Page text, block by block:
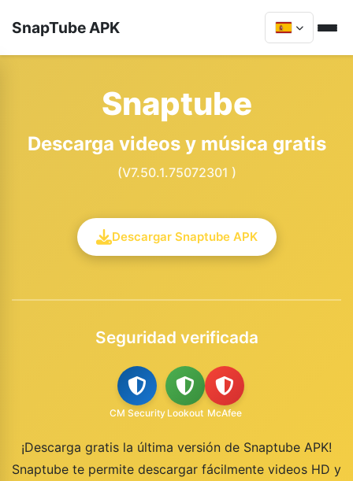
SnapTube APK
Snaptube
Descarga videos y música gratis
(V7.50.1.75072301 )
Descargar Snaptube APK
Seguridad verificada
CM Security Lookout McAfee
¡Descarga gratis la última versión de Snaptube APK!
Snaptube te permite descargar fácilmente videos HD y